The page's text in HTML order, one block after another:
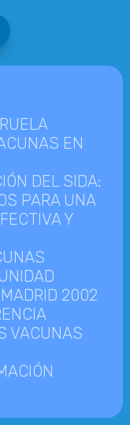
EN
DEL SIDA:
PARA UNA
Y
2002
VACUNAS